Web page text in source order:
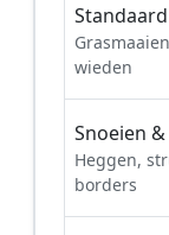
wieden
Snoeien
Heggen,
borders